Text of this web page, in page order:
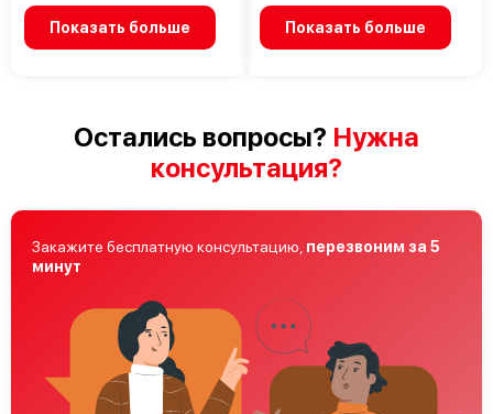
Показать больше Показать больше
Остались вопросы? Нужна
консультация?
Закажите бесплатную консультацию, перезвоним за 5
минут